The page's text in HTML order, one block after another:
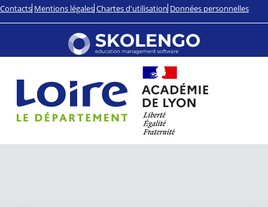
Contacts Mentions légales Chartes d'utilisation Données personnelles